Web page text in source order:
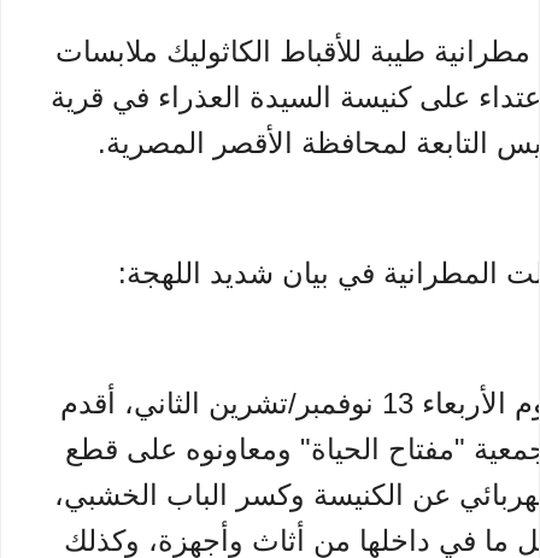
طيبة للأقباط الكاثوليك ملابسات
على كنيسة السيدة العذراء في قرية
التابعة لمحافظة الأقصر المصرية.
المطرانية في بيان شديد اللهجة:
«فجر يوم الأربعاء 13 نوفمبر/تشرين الثاني، أقدم
"مفتاح الحياة" ومعاونوه على قطع
عن الكنيسة وكسر الباب الخشبي،
ما في داخلها من أثاث وأجهزة، وكذلك